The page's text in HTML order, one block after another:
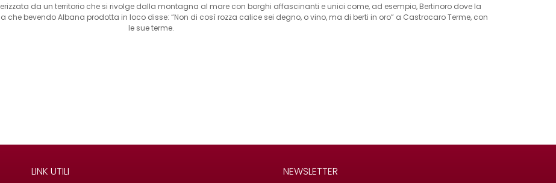
da un territorio che si rivolge dalla montagna al mare con borghi affascinanti e unici come, ad esempio, Bertinoro dove la
che bevendo Albana prodotta in loco disse: “Non di così rozza calice sei degno, o vino, ma di berti in oro” a Castrocaro Terme, con
le sue terme.
LINK UTILI NEWSLETTER